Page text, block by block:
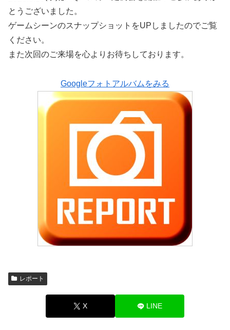
とうございました。
ゲームシーンのスナップショットをUPしましたのでご覧
ください。
また次回のご来場を心よりお待ちしております。
Googleフォトアルバムをみる
レポート
X LINE